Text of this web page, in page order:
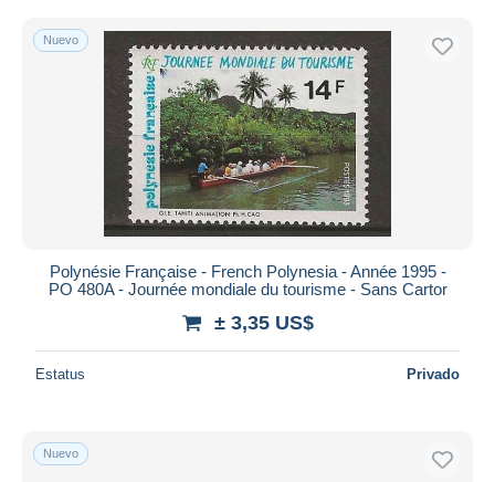
Aplicar
Nuevo
Polynésie Française - French Polynesia - Année 1995 -
PO 480A - Journée mondiale du tourisme - Sans Cartor
± 3,35 US$
Estatus Privado
Nuevo